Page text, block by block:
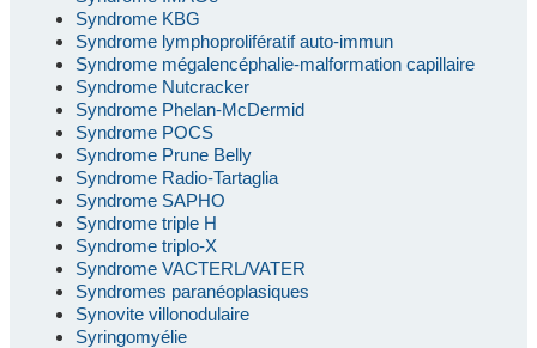
Syndrome KBG
Syndrome lymphoprolifératif auto-immun
Syndrome mégalencéphalie-malformation capillaire
Syndrome Nutcracker
Syndrome Phelan-McDermid
Syndrome POCS
Syndrome Prune Belly
Syndrome Radio-Tartaglia
Syndrome SAPHO
Syndrome triple H
Syndrome triplo-X
Syndrome VACTERL/VATER
Syndromes paranéoplasiques
Synovite villonodulaire
Syringomyélie